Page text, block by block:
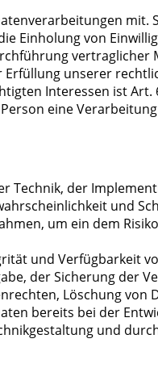
mit.
von
vertraglicher
unserer
Interessen ist Art.
eine
Technik, der
und
um ein dem
und Verfügbarkeit
der Sicherung der
Löschung von
bereits bei der
und